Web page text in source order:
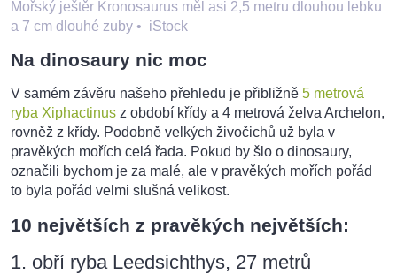
Mořský ještěr Kronosaurus měl asi 2,5 metru dlouhou lebku
a 7 cm dlouhé zuby • iStock
Na dinosaury nic moc
V samém závěru našeho přehledu je přibližně 5 metrová
ryba Xiphactinus z období křídy a 4 metrová želva Archelon,
rovněž z křídy. Podobně velkých živočichů už byla v
pravěkých mořích celá řada. Pokud by šlo o dinosaury,
označili bychom je za malé, ale v pravěkých mořích pořád
to byla pořád velmi slušná velikost.
10 největších z pravěkých největších:
1. obří ryba Leedsichthys, 27 metrů